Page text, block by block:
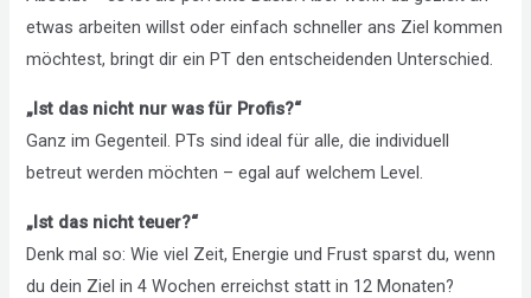
etwas arbeiten willst oder einfach schneller ans Ziel kommen
möchtest, bringt dir ein PT den entscheidenden Unterschied.
„Ist das nicht nur was für Profis?“
Ganz im Gegenteil. PTs sind ideal für alle, die individuell
betreut werden möchten – egal auf welchem Level.
„Ist das nicht teuer?“
Denk mal so: Wie viel Zeit, Energie und Frust sparst du, wenn
du dein Ziel in 4 Wochen erreichst statt in 12 Monaten?